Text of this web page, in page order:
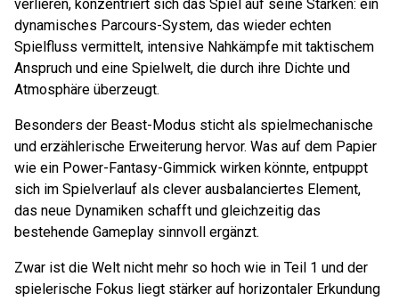
verlieren, konzentriert sich das Spiel auf seine Stärken: ein
dynamisches Parcours-System, das wieder echten
Spielfluss vermittelt, intensive Nahkämpfe mit taktischem
Anspruch und eine Spielwelt, die durch ihre Dichte und
Atmosphäre überzeugt.
Besonders der Beast-Modus sticht als spielmechanische
und erzählerische Erweiterung hervor. Was auf dem Papier
wie ein Power-Fantasy-Gimmick wirken könnte, entpuppt
sich im Spielverlauf als clever ausbalanciertes Element,
das neue Dynamiken schafft und gleichzeitig das
bestehende Gameplay sinnvoll ergänzt.
Zwar ist die Welt nicht mehr so hoch wie in Teil 1 und der
spielerische Fokus liegt stärker auf horizontaler Erkundung